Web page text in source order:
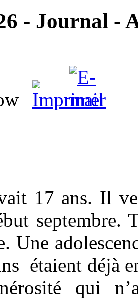
- Journal -
17 ans. Il
septembre.
Une
étaient déjà
qui